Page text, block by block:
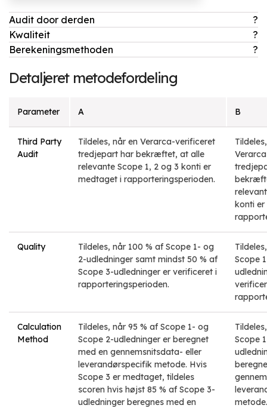
Audit door derden
?
Kwaliteit
?
Berekeningsmethoden
?
Detaljeret metodefordeling
Parameter A B
Third Party
Audit
Tildeles, når en Verarca-verificeret
tredjepart har bekræftet, at alle
relevante Scope 1, 2 og 3 konti er
medtaget i rapporteringsperioden.
konti
Quality
Tildeles, når 100 % af Scope 1- og
2-udledninger samt mindst 50 % af
Scope 3-udledninger er verificeret i
rapporteringsperioden.
Scope
Calculation
Method
Tildeles, når 95 % af Scope 1- og
Scope 2-udledninger er beregnet
med en gennemsnitsdata- eller
leverandørspecifik metode. Hvis
Scope 3 er medtaget, tildeles
scoren hvis højst 85 % af Scope 3-
udledninger beregnes med en
Scope
metode.